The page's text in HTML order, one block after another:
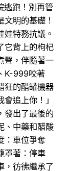
逃跑！別再管
明的基礎！
娃特務抗議。
它背上的枸杞
聲，伴隨著一
K-999咬著
狂的醋罐機器
追上你！」
發出了最後的
、中藥和醋酸
：車位爭奪
罩著：停車
，彷彿繼承了